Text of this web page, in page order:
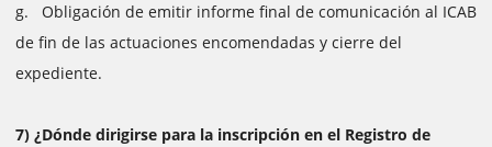
g. Obligación de emitir informe final de comunicación al ICAB
de fin de las actuaciones encomendadas y cierre del
expediente.
7) ¿Dónde dirigirse para la inscripción en el Registro de